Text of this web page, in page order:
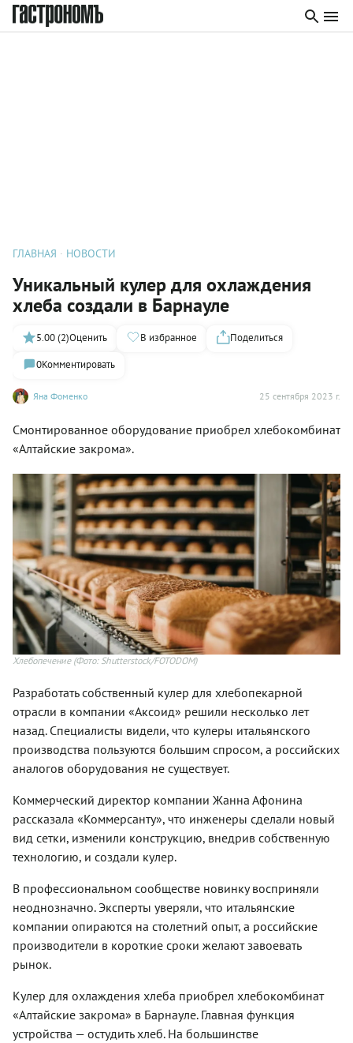
ГЛАВНАЯ НОВОСТИ
Уникальный кулер для охлаждения
хлеба создали в Барнауле
Яна Фоменко 25 сентября 2023 г.
5.00 (2)Оценить В избранное
Поделиться
0Комментировать
Смонтированное оборудование приобрел хлебокомбинат
«Алтайские закрома».
Хлебопечение(Фото: Shutterstock/FOTODOM)
Разработать собственный кулер для хлебопекарной
отрасли в компании «Аксоид» решили несколько лет
назад. Специалисты видели, что кулеры итальянского
производства пользуются большим спросом, а российских
аналогов оборудования не существует.
Коммерческий директор компании Жанна Афонина
рассказала «Коммерсанту», что инженеры сделали новый
вид сетки, изменили конструкцию, внедрив собственную
технологию, и создали кулер.
В профессиональном сообществе новинку восприняли
неоднозначно. Эксперты уверяли, что итальянские
компании опираются на столетний опыт, а российские
производители в короткие сроки желают завоевать
рынок.
Кулер для охлаждения хлеба приобрел хлебокомбинат
«Алтайские закрома» в Барнауле. Главная функция
устройства — остудить хлеб. На большинстве